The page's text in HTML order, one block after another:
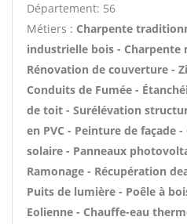
Département: 56
Métiers : Charpente
industrielle bois - Charpente
Rénovation de couverture -
Conduits de Fumée -
de toit - Surélévation
en PVC - Peinture de façade
solaire - Panneaux
Ramonage - Récupération
Puits de lumière - Poêle à
Eolienne - Chauffe-eau